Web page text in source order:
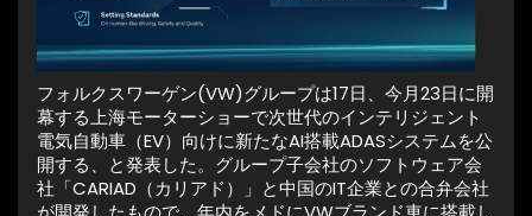
フォルクスワーゲン(VW)グループは17日、今月23日に開
幕する上海モーターショーで次世代のインテリジェント
電気自動車（EV）向けに新たなAI搭載ADASシステムを公
開する、と発表した。グループ子会社のソフトウェア会
社「CARIAD（カリアド）」と中国のIT企業との合弁会社